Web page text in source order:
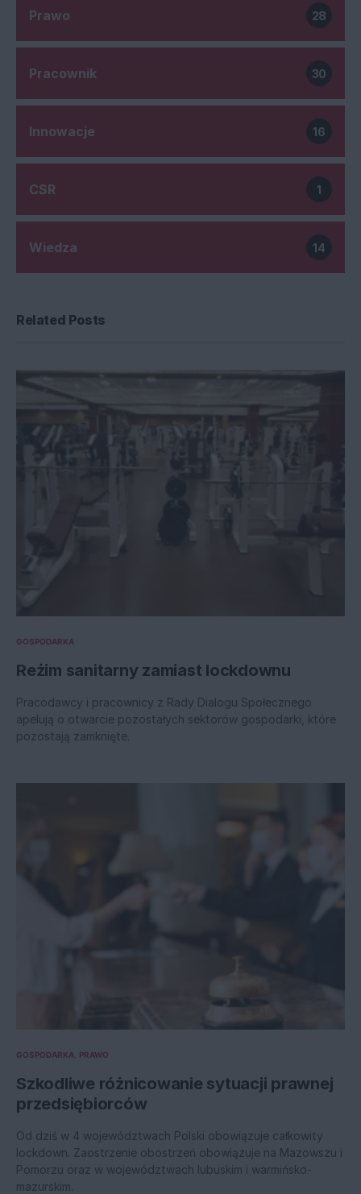
Prawo 28
Pracownik 30
Innowacje 16
CSR 1
Wiedza 14
Related Posts
GOSPODARKA
Reżim sanitarny zamiast lockdownu
Pracodawcy i pracownicy z Rady Dialogu Społecznego
apelują o otwarcie pozostałych sektorów gospodarki, które
pozostają zamknięte.
GOSPODARKA PRAWO
Szkodliwe różnicowanie sytuacji prawnej
przedsiębiorców
Od dziś w 4 województwach Polski obowiązuje całkowity
lockdown. Zaostrzenie obostrzeń obowiązuje na Mazowszu i
Pomorzu oraz w województwach lubuskim i warmińsko-
mazurskim.